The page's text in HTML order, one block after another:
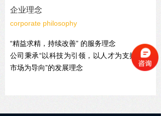
“精益求精，持续改善” 的服务理念
公司秉承“以科技为引领，以人才为支撑，以
市场为导向”的发展理念
企业理念
corporate philosophy